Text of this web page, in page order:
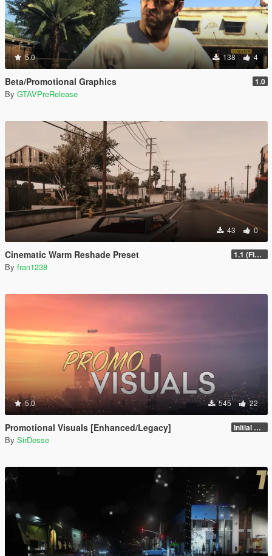
5.0 138 4
Beta/Promotional Graphics 1.0
By GTAVPreRelease
43 0
Cinematic Warm Reshade Preset 1.1 (Final)
By fran1238
5.0 545 22
Promotional Visuals [Enhanced/Legacy] Initial Release
By SirDesse